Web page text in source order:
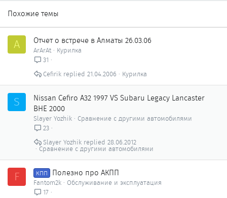
Похожие темы
A Отчет о встрече в Алматы 26.03.06
ArArAt
Курилка
31
Курилка
21.04.2006
Cefirik
S
Nissan Сefiro A32 1997 VS Subaru Legacy Lancaster
BHE 2000
Slayer Yozhik
Сравнение с другими автомобилями
23
Сравнение с другими автомобилями
28.06.2012
Slayer Yozhik
F КПП Полезно про АКПП
Fantom2k
Обслуживание и эксплуатация
17